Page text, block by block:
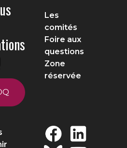
Les
comités
Foire aux
questions
Zone
réservée